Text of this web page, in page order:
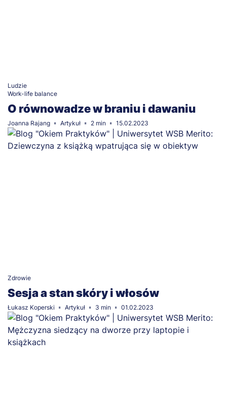
Ludzie
Work-life balance
O równowadze w braniu i dawaniu
Joanna Rajang Artykuł 2 min 15.02.2023
Zdrowie
Sesja a stan skóry i włosów
Łukasz Koperski Artykuł 3 min 01.02.2023